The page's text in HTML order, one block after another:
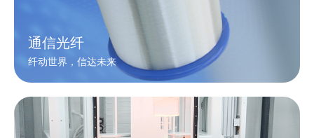
通信光纤
纤动世界，信达未来